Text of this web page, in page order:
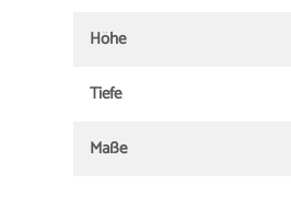
Höhe
Tiefe
Maße